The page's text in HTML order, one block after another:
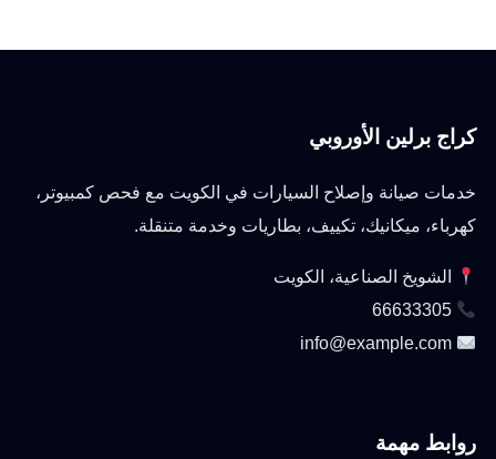
كراج برلين الأوروبي
خدمات صيانة وإصلاح السيارات في الكويت مع فحص كمبيوتر،
كهرباء، ميكانيك، تكييف، بطاريات وخدمة متنقلة.
الشويخ الصناعية، الكويت
66633305
info@example.com
روابط مهمة